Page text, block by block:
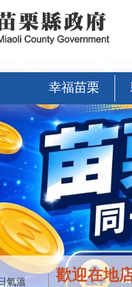
幸福苗栗
歡迎在地
氣溫